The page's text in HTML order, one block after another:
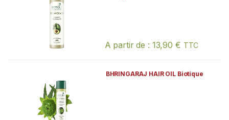
A partir de : 13,90 € TTC
Ce produit a plusieurs variations.
BHRINGARAJ HAIR OIL Biotique